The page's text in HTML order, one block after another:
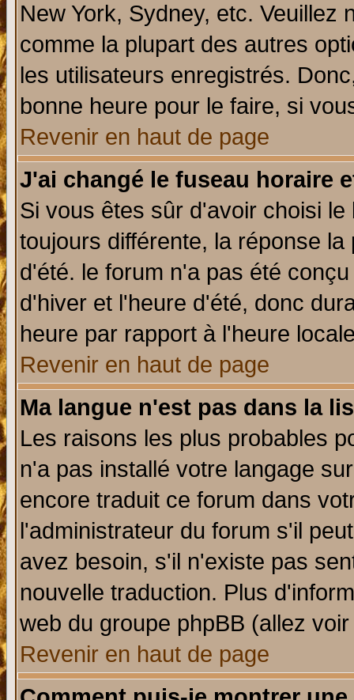
New York, Sydney, etc. Veuillez
comme la plupart des autres
les utilisateurs enregistrés.
bonne heure pour le faire, si
Revenir en haut de page
J'ai changé le fuseau horaire
Si vous êtes sûr d'avoir choisi
toujours différente, la réponse
d'été. le forum n'a pas été
d'hiver et l'heure d'été, donc
heure par rapport à l'heure
Revenir en haut de page
Ma langue n'est pas dans la
Les raisons les plus probables
n'a pas installé votre langage
encore traduit ce forum dans
l'administrateur du forum s'il
avez besoin, s'il n'existe pas
nouvelle traduction. Plus
web du groupe phpBB (allez
Revenir en haut de page